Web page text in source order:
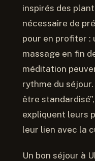
inspirés des
nécessaire de
pour en profiter :
massage en fin
méditation
rythme du
être
expliquent leurs
leur lien avec la
Un bon séjour à